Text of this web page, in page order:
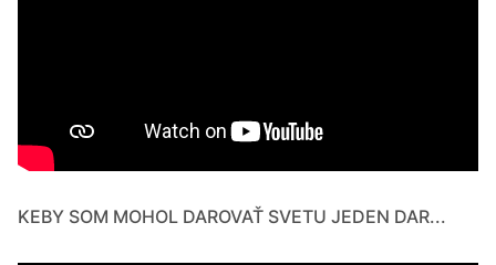
KEBY SOM MOHOL DAROVAŤ SVETU JEDEN DAR...